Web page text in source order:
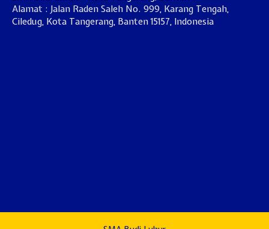
Alamat : Jalan Raden Saleh No. 999, Karang Tengah,
Ciledug, Kota Tangerang, Banten 15157, Indonesia